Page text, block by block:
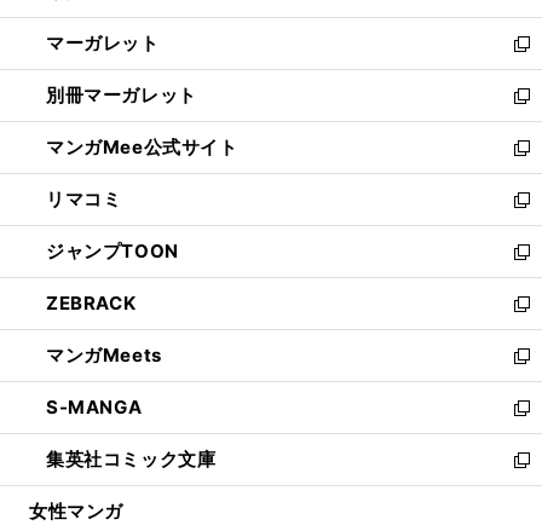
開
く
ウ
で
開
く
ン
ド
ウ
で
開
く
し
い
ウ
ィ
ン
ド
ウ
で
開
く
マーガレット
新
し
い
ウ
ィ
ン
ド
ウ
で
開
く
別冊マーガレット
新
し
い
ウ
ィ
ン
ド
ウ
で
開
く
マンガMee公式サイト
新
し
い
ウ
ィ
ン
ド
ウ
で
開
く
リマコミ
新
し
い
ウ
ィ
ン
ド
ウ
で
開
く
ジャンプTOON
新
し
い
ウ
ィ
ン
ド
ウ
で
開
ZEBRACK
新
し
い
ウ
ィ
ン
ド
ウ
マンガMeets
新
し
い
ウ
ィ
ン
S-MANGA
新
し
い
ウ
集英社コミック文庫
新
し
女性マンガ